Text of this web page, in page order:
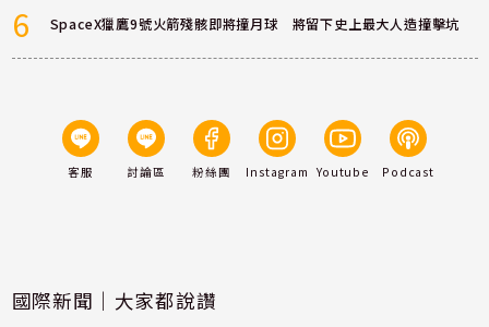
6 SpaceX獵鷹9號火箭殘骸即將撞月球 將留下史上最大人造撞擊坑
客服 討論區 粉絲團 Instagram Youtube Podcast
國際新聞｜大家都說讚